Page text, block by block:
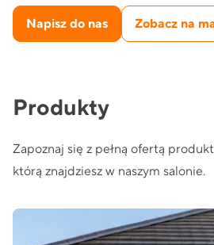
Napisz do nas Zobacz na
Produkty
Zapoznaj się z pełną ofertą
którą znajdziesz w naszym salonie.